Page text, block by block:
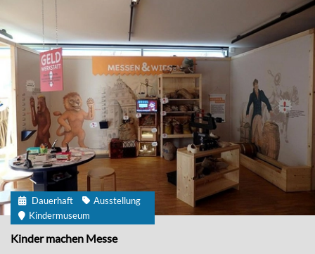
Dauerhaft
Ausstellung
Kindermuseum
Kinder machen Messe